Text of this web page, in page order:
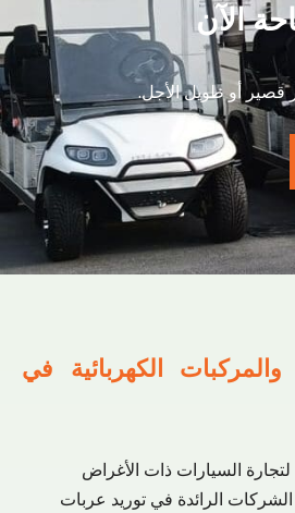
الآن
أو طويل الأجل.
الكهربائية في
السيارات ذات الأغراض
الرائدة في توريد عربات